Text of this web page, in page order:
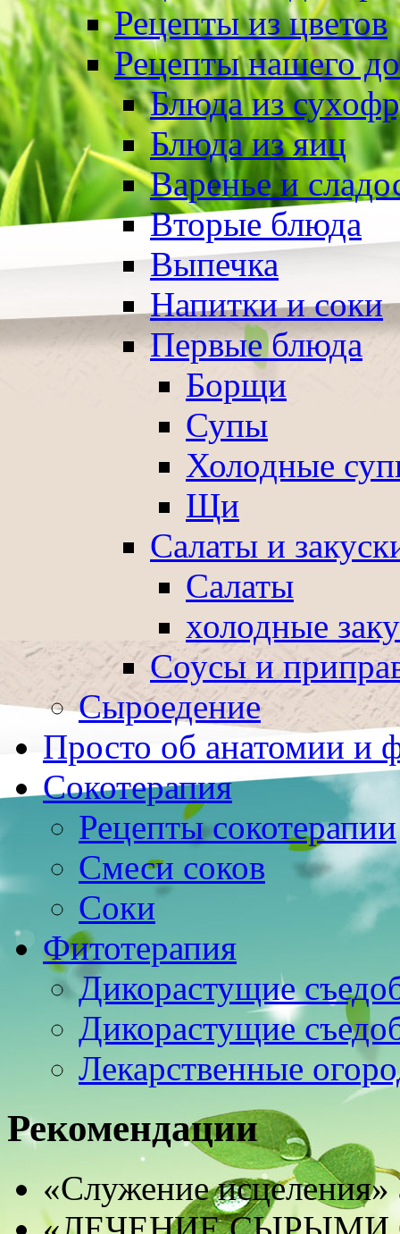
Рецепты из цветов
Рецепты нашего
Блюда из
Блюда из яиц
Варенье и
Вторые блюда
Выпечка
Напитки и соки
Первые блюда
Борщи
Супы
Холодные
Щи
Салаты и
Салаты
холодные
Соусы и
Сыроедение
Просто об анатомии и
Сокотерапия
Рецепты сокотерапии
Смеси соков
Соки
Фитотерапия
Дикорастущие
Дикорастущие
Лекарственные
Рекомендации
«Служение исцеления»